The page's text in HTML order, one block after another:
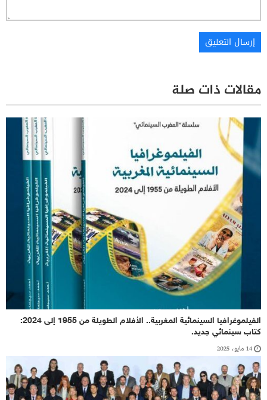
مقالات ذات صلة
الفيلموغرافيا السينمائية المغربية.. الأفلام الطويلة من 1955 إلى 2024:
كتاب سينمائي جديد.
14 مايو، 2025